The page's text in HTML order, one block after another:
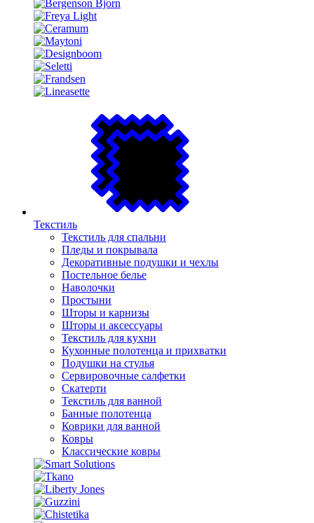
Текстиль
Текстиль для спальни
Пледы и покрывала
Декоративные подушки и чехлы
Постельное белье
Наволочки
Простыни
Шторы и карнизы
Шторы и аксессуары
Текстиль для кухни
Кухонные полотенца и прихватки
Подушки на стулья
Сервировочные салфетки
Скатерти
Текстиль для ванной
Банные полотенца
Коврики для ванной
Ковры
Классические ковры